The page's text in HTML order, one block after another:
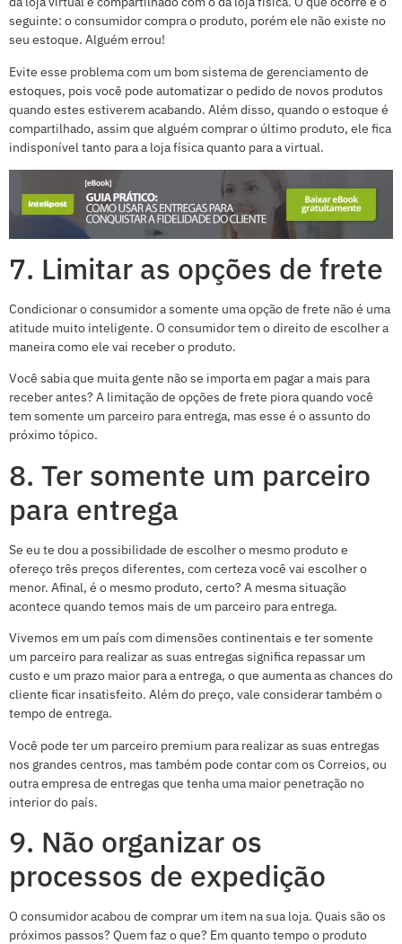
seguinte: o consumidor compra o produto, porém ele não existe no
seu estoque. Alguém errou!
Evite esse problema com um bom sistema de gerenciamento de
estoques, pois você pode automatizar o pedido de novos produtos
quando estes estiverem acabando. Além disso, quando o estoque é
compartilhado, assim que alguém comprar o último produto, ele fica
indisponível tanto para a loja física quanto para a virtual.
7. Limitar as opções de frete
Condicionar o consumidor a somente uma opção de frete não é uma
atitude muito inteligente. O consumidor tem o direito de escolher a
maneira como ele vai receber o produto.
Você sabia que muita gente não se importa em pagar a mais para
receber antes? A limitação de opções de frete piora quando você
tem somente um parceiro para entrega, mas esse é o assunto do
próximo tópico.
8. Ter somente um parceiro
para entrega
Se eu te dou a possibilidade de escolher o mesmo produto e
ofereço três preços diferentes, com certeza você vai escolher o
menor. Afinal, é o mesmo produto, certo? A mesma situação
acontece quando temos mais de um parceiro para entrega.
Vivemos em um país com dimensões continentais e ter somente
um parceiro para realizar as suas entregas significa repassar um
custo e um prazo maior para a entrega, o que aumenta as chances do
cliente ficar insatisfeito. Além do preço, vale considerar também o
tempo de entrega.
Você pode ter um parceiro premium para realizar as suas entregas
nos grandes centros, mas também pode contar com os Correios, ou
outra empresa de entregas que tenha uma maior penetração no
interior do país.
9. Não organizar os
processos de expedição
O consumidor acabou de comprar um item na sua loja. Quais são os
próximos passos? Quem faz o que? Em quanto tempo o produto